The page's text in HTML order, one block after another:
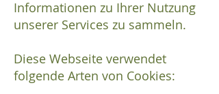
Informationen zu Ihrer Nutzung
unserer Services zu sammeln.
Diese Webseite verwendet
folgende Arten von Cookies: